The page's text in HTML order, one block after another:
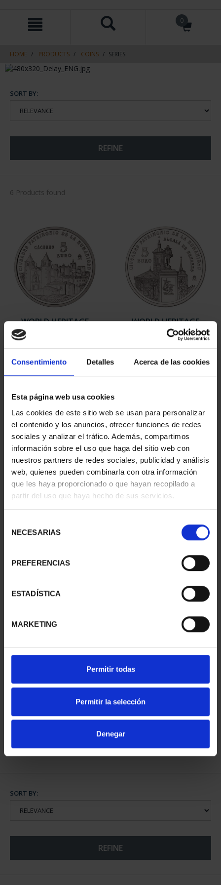
Consentimiento Detalles Acerca de las cookies
Esta página web usa cookies
Las cookies de este sitio web se usan para personalizar
el contenido y los anuncios, ofrecer funciones de redes
sociales y analizar el tráfico. Además, compartimos
información sobre el uso que haga del sitio web con
nuestros partners de redes sociales, publicidad y análisis
web, quienes pueden combinarla con otra información
que les haya proporcionado o que hayan recopilado a
partir del uso que haya hecho de sus servicios.
NECESARIAS
PREFERENCIAS
ESTADÍSTICA
MARKETING
Permitir todas
Permitir la selección
Denegar
navigation
0
HOME PRODUCTS COINS SERIES
SORT BY:
REFINE
6 Products found
WORLD HERITAGE
CITIES - CACERES
WORLD HERITAGE
CITIES - ALCALÁ DE
HENARE...
WORLD HERITAGE
€73.00
WORLD HERITAGE
WORLD HERITAGE
CITIES - AVILA
WORLD HERITAGE
CITIES FULL SET
SORT BY:
REFINE